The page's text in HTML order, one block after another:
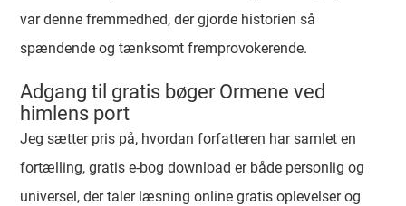
var denne fremmedhed, der gjorde historien så
spændende og tænksomt fremprovokerende.
Adgang til gratis bøger Ormene ved
himlens port
Jeg sætter pris på, hvordan forfatteren har samlet en
fortælling, gratis e-bog download er både personlig og
universel, der taler læsning online gratis oplevelser og